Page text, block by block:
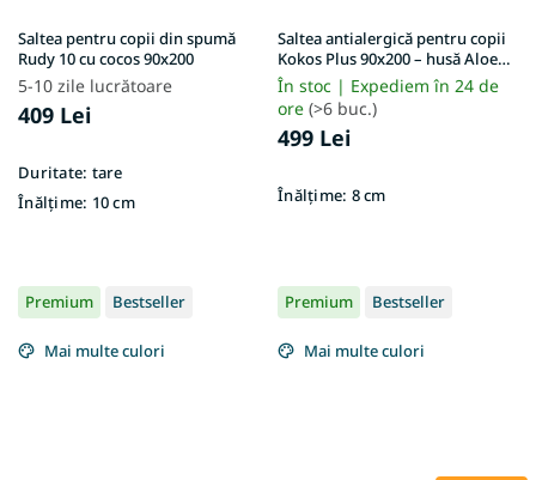
Saltea pentru copii din spumă
Rudy 10 cu cocos 90x200
5-10 zile lucrătoare
409 Lei
Duritate: tare
Înălțime: 10 cm
Saltea antialergică pentru copii
Kokos Plus 90x200 – husă Aloe
Vera
În stoc | Expediem în 24 de
ore (>6 buc.)
499 Lei
Înălțime: 8 cm
Premium Bestseller
Mai multe culori
Premium Bestseller
Mai multe culori